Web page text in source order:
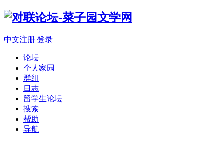
中文注册 登录
论坛
个人家园
群组
日志
留学生论坛
搜索
帮助
导航